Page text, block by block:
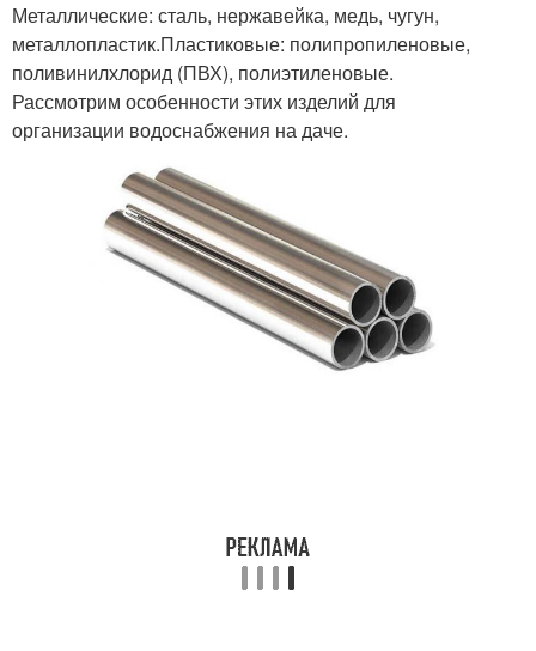
Металлические: сталь, нержавейка, медь, чугун,
металлопластик.Пластиковые: полипропиленовые,
поливинилхлорид (ПВХ), полиэтиленовые.
Рассмотрим особенности этих изделий для
организации водоснабжения на даче.